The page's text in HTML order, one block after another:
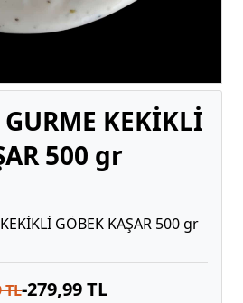
GURME KEKİKLİ
500 gr
GÖBEK KAŞAR 500 gr
TL-279,99 TL